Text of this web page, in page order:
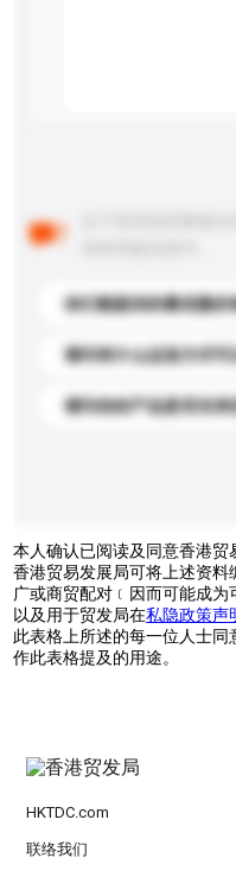
你们能提供的最优惠价
请问有什么运送方式可
请问你的产品是否支持
本人确认已阅读及同意香港贸
香港贸易发展局可将上述资
广或商贸配对﹝因而可能成
以及用于贸发局在私隐政策声
此表格上所述的每一位人士
作此表格提及的用途。
HKTDC.com
联络我们